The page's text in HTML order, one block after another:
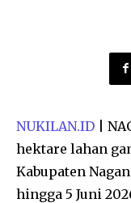
NUKILAN.ID |
hektare lahan
Kabupaten
hingga 5 Juni